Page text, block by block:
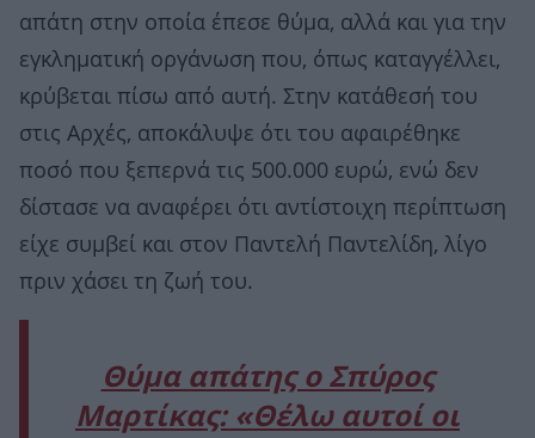
απάτη στην οποία έπεσε θύμα, αλλά και για την
εγκληματική οργάνωση που, όπως καταγγέλλει,
κρύβεται πίσω από αυτή. Στην κατάθεσή του
στις Αρχές, αποκάλυψε ότι του αφαιρέθηκε
ποσό που ξεπερνά τις 500.000 ευρώ, ενώ δεν
δίστασε να αναφέρει ότι αντίστοιχη περίπτωση
είχε συμβεί και στον Παντελή Παντελίδη, λίγο
πριν χάσει τη ζωή του.
Θύμα απάτης ο Σπύρος
Μαρτίκας: «Θέλω αυτοί οι